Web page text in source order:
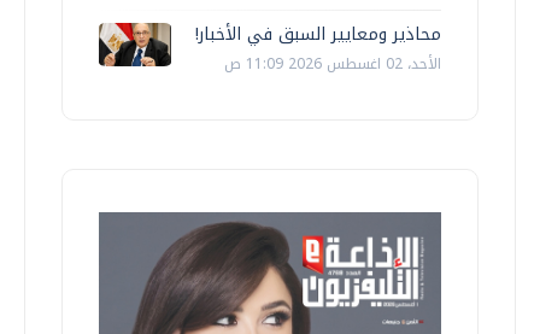
محاذير ومعايير السبق في الأخبار!
الأحد، 02 اغسطس 2026 11:09 ص